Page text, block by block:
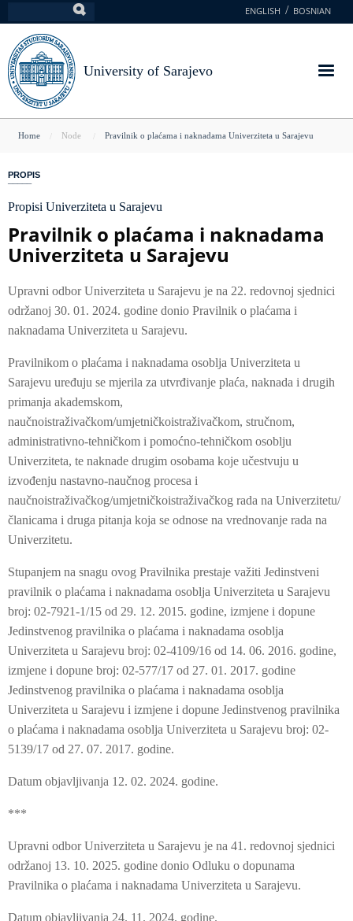
to
main
content
ENGLISH BOSNIAN
University of Sarajevo
You
here
Home Node Pravilnik o plaćama i naknadama Univerziteta u Sarajevu
PROPIS
Propisi Univerziteta u Sarajevu
Pravilnik o plaćama i naknadama
Univerziteta u Sarajevu
Upravni odbor Univerziteta u Sarajevu je na 22. redovnoj sjednici
održanoj 30. 01. 2024. godine donio Pravilnik o plaćama i
naknadama Univerziteta u Sarajevu.
Pravilnikom o plaćama i naknadama osoblja Univerziteta u
Sarajevu uređuju se mjerila za utvrđivanje plaća, naknada i drugih
primanja akademskom,
naučnoistraživačkom/umjetničkoistraživačkom, stručnom,
administrativno-tehničkom i pomoćno-tehničkom osoblju
Univerziteta, te naknade drugim osobama koje učestvuju u
izvođenju nastavno-naučnog procesa i
naučnoistraživačkog/umjetničkoistraživačkog rada na Univerzitetu/
članicama i druga pitanja koja se odnose na vrednovanje rada na
Univerzitetu.
Stupanjem na snagu ovog Pravilnika prestaje važiti Jedinstveni
pravilnik o plaćama i naknadama osoblja Univerziteta u Sarajevu
broj: 02-7921-1/15 od 29. 12. 2015. godine, izmjene i dopune
Jedinstvenog pravilnika o plaćama i naknadama osoblja
Univerziteta u Sarajevu broj: 02-4109/16 od 14. 06. 2016. godine,
izmjene i dopune broj: 02-577/17 od 27. 01. 2017. godine
Jedinstvenog pravilnika o plaćama i naknadama osoblja
Univerziteta u Sarajevu i izmjene i dopune Jedinstvenog pravilnika
o plaćama i naknadama osoblja Univerziteta u Sarajevu broj: 02-
5139/17 od 27. 07. 2017. godine.
Datum objavljivanja 12. 02. 2024. godine.
***
Upravni odbor Univerziteta u Sarajevu je na 41. redovnoj sjednici
održanoj 13. 10. 2025. godine donio Odluku o dopunama
Pravilnika o plaćama i naknadama Univerziteta u Sarajevu.
Datum objavljivanja 24. 11. 2024. godine.